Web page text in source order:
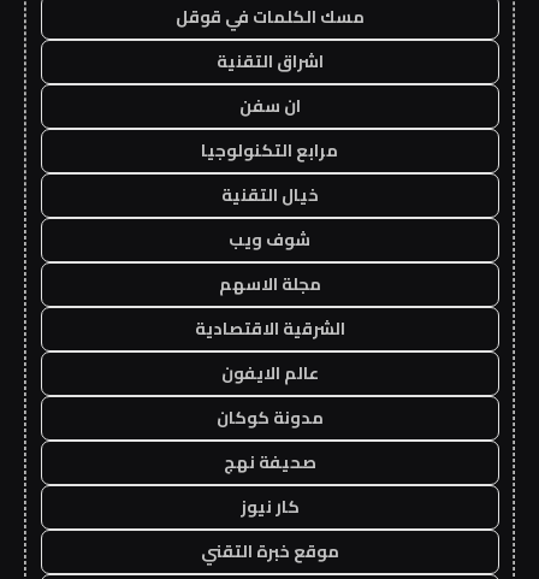
مسك الكلمات في قوقل
اشراق التقنية
ان سفن
مرابع التكنولوجيا
خيال التقنية
شوف ويب
مجلة الاسهم
الشرقية الاقتصادية
عالم الايفون
مدونة كوكان
صحيفة نهج
كار نيوز
موقع خبرة التقني